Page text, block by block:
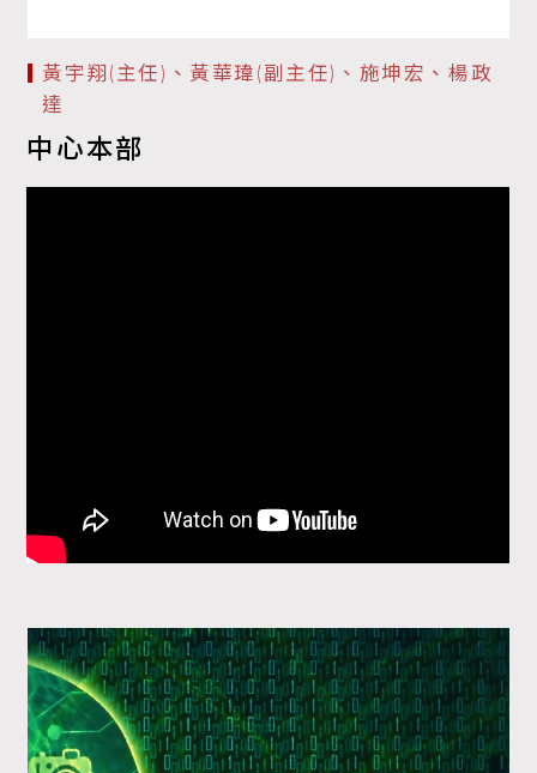
黃宇翔(主任)、黃華瑋(副主任)、施坤宏、楊政
達
中心本部